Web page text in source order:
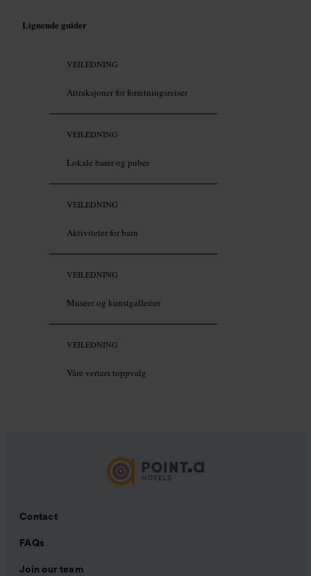
Lignende guider
VEILEDNING
Attraksjoner for forretningsreiser
VEILEDNING
Lokale barer og puber
VEILEDNING
Aktiviteter for barn
VEILEDNING
Museer og kunstgallerier
VEILEDNING
Våre verters toppvalg
Contact
FAQs
Join our team